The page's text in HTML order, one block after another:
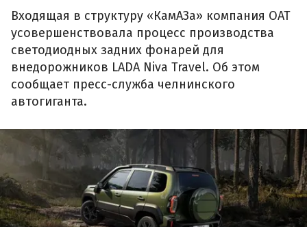
Входящая в структуру «КамАЗа» компания ОАТ
усовершенствовала процесс производства
светодиодных задних фонарей для
внедорожников LADA Niva Travel. Об этом
сообщает пресс-служба челнинского
автогиганта.